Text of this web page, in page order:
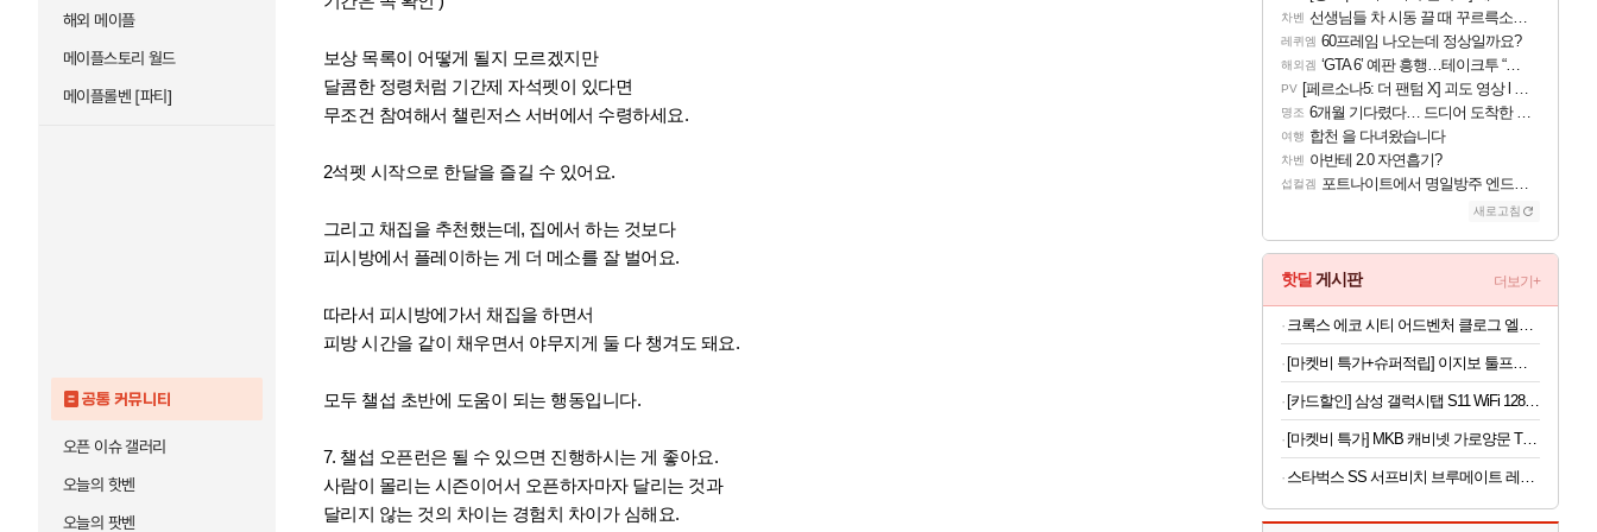
해외 메이플
메이플스토리 월드
메이플롤벤 [파티]
공통 커뮤니티
오픈 이슈 갤러리
오늘의 핫벤
오늘의 팟벤
보상 목록이 어떻게 될지 모르겠지만
달콤한 정령처럼 기간제 자석펫이 있다면
무조건 참여해서 챌린저스 서버에서 수령하세요.
2석펫 시작으로 한달을 즐길 수 있어요.
그리고 채집을 추천했는데, 집에서 하는 것보다
피시방에서 플레이하는 게 더 메소를 잘 벌어요.
따라서 피시방에가서 채집을 하면서
피방 시간을 같이 채우면서 야무지게 둘 다 챙겨도 돼요.
모두 챌섭 초반에 도움이 되는 행동입니다.
7. 챌섭 오픈런은 될 수 있으면 진행하시는 게 좋아요.
사람이 몰리는 시즌이어서 오픈하자마자 달리는 것과
달리지 않는 것의 차이는 경험치 차이가 심해요.
차벤 선생님들 차 시동 끌 때 꾸르륵소리나는데
레퀴엠 60프레임 나오는데 정상일까요?
해외겜 ‘GTA 6’ 예판 흥행…테이크투 “내부 예상 크게 넘어”
PV [페르소나5: 더 팬텀 X] 괴도 영상 l 타카마키 안·댄싱 스타
명조 6개월 기다렸다… 드디어 도착한 치사 메신저백! 실물 후기
여행 합천 을 다녀왔습니다
차벤 아반테 2.0 자연흡기?
섭컬겜 포트나이트에서 명일방주 엔드필드 [펠리카] 판매 예정
새로고침
핫딜 게시판 더보기+
[카드할인] 삼성 갤럭시탭 S11 WiFi 128GB 27.8cm(11형) S펜포함 태블릿PC
[마켓비 특가] MKB 캐비넷 가로양문 TV스탠드 1150x400x595mm, 크림 6726.4174
스타벅스 SS 서프비치 브루메이트 레사 대용량 보온 보냉 텀블러 콜드컵 887ml